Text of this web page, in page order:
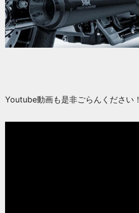
Youtube動画も是非ごらんください！